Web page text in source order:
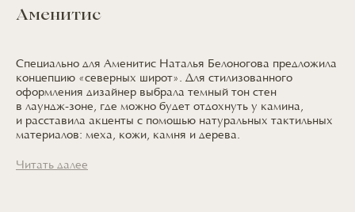
Аменитис
Специально для Аменитис Наталья Белоногова предложила
концепцию «северных широт». Для стилизованного
оформления дизайнер выбрала темный тон стен
в лаундж-зоне, где можно будет отдохнуть у камина,
и расставила акценты с помощью натуральных тактильных
материалов: меха, кожи, камня и дерева.
Читать далее